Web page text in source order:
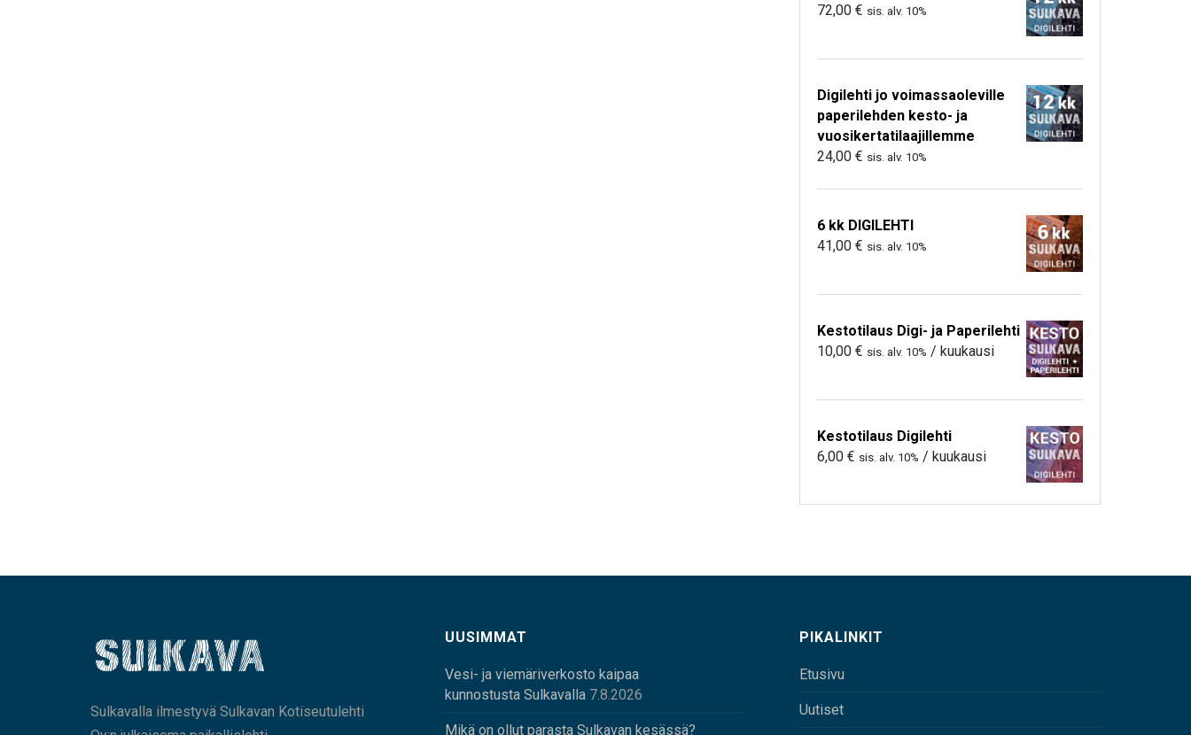
72,00 € sis. alv. 10%
Digilehti jo voimassaoleville
paperilehden kesto- ja
vuosikertatilaajillemme
24,00 € sis. alv. 10%
6 kk DIGILEHTI
41,00 € sis. alv. 10%
Kestotilaus Digi- ja Paperilehti
10,00 € sis. alv. 10% / kuukausi
Kestotilaus Digilehti
6,00 € sis. alv. 10% / kuukausi
Sulkavalla ilmestyvä Sulkavan Kotiseutulehti
UUSIMMAT
Vesi- ja viemäriverkosto kaipaa
kunnostusta Sulkavalla 7.8.2026
Mikä on ollut parasta Sulkavan kesässä?
PIKALINKIT
Etusivu
Uutiset